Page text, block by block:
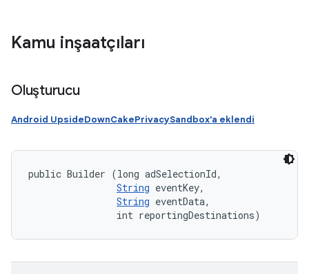
Kamu inşaatçıları
Oluşturucu
Android UpsideDownCakePrivacySandbox'a eklendi
public Builder (long adSelectionId,
String eventKey,
String eventData,
                int reportingDestinations)